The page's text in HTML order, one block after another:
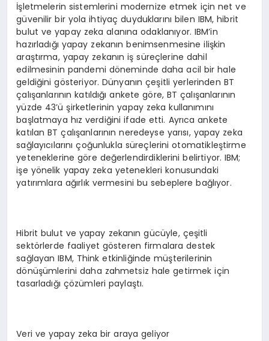
İşletmelerin sistemlerini modernize etmek için net ve
güvenilir bir yola ihtiyaç duyduklarını bilen IBM, hibrit
bulut ve yapay zeka alanına odaklanıyor. IBM’in
hazırladığı yapay zekanın benimsenmesine ilişkin
araştırma, yapay zekanın iş süreçlerine dahil
edilmesinin pandemi döneminde daha acil bir hale
geldiğini gösteriyor. Dünyanın çeşitli yerlerinden BT
çalışanlarının katıldığı ankete göre, BT çalışanlarının
yüzde 43’ü şirketlerinin yapay zeka kullanımını
başlatmaya hız verdiğini ifade etti. Ayrıca ankete
katılan BT çalışanlarının neredeyse yarısı, yapay zeka
sağlayıcılarını çoğunlukla süreçlerini otomatikleştirme
yeteneklerine göre değerlendirdiklerini belirtiyor. IBM;
işe yönelik yapay zeka yetenekleri konusundaki
yatırımlara ağırlık vermesini bu sebeplere bağlıyor.
Hibrit bulut ve yapay zekanın gücüyle, çeşitli
sektörlerde faaliyet gösteren firmalara destek
sağlayan IBM, Think etkinliğinde müşterilerinin
dönüşümlerini daha zahmetsiz hale getirmek için
tasarladığı çözümleri paylaştı.
Veri ve yapay zeka bir araya geliyor